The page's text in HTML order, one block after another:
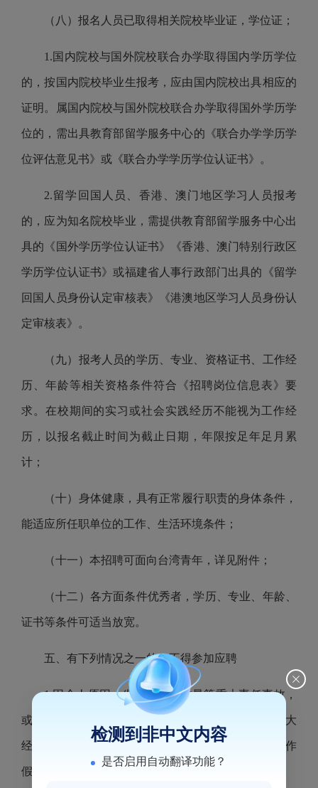
（八）报名人员已取得相关院校毕业证，学位证；
1.国内院校与国外院校联合办学取得国内学历学位
的，按国内院校毕业生报考，应由国内院校出具相应的
证明。属国内院校与国外院校联合办学取得国外学历学
位的，需出具教育部留学服务中心的《联合办学学历学
位评估意见书》或《联合办学学历学位认证书》。
2.留学回国人员、香港、澳门地区学习人员报考
的，应为知名院校毕业，需提供教育部留学服务中心出
具的《国外学历学位认证书》《香港、澳门特别行政区
学历学位认证书》或福建省人事行政部门出具的《留学
回国人员身份认定审核表》《港澳地区学习人员身份认
定审核表》。
（九）报考人员的学历、专业、资格证书、工作经
历、年龄等相关资格条件符合《招聘岗位信息表》要
求。在校期间的实习或社会实践经历不能视为工作经
历，以报名截止时间为截止日期，年限按足年足月累
计；
（十）身体健康，具有正常履行职责的身体条件，
能适应所任职单位的工作、生活环境条件；
（十一）本招聘可面向台湾青年，详见附件；
（十二）各方面条件优秀者，学历、专业、年龄、
证书等条件可适当放宽。
五、有下列情况之一的，不得参加应聘
1.因个人原因，发生安全、质量等重大责任事故，
或出现严重亏损，造成国有或集体资产严重流失和重大
经济损失的；个人在企业经营管理活动中有重大弄虚作
假行为的；
检测到非中文内容
是否启用自动翻译功能？